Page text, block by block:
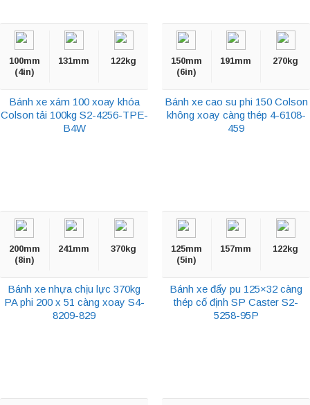
100mm
(4in)
131mm 122kg
Bánh xe xám 100 xoay khóa
Colson tải 100kg S2-4256-TPE-
B4W
150mm
(6in)
191mm 270kg
Bánh xe cao su phi 150 Colson
không xoay càng thép 4-6108-
459
200mm
(8in)
241mm 370kg
Bánh xe nhựa chịu lực 370kg
PA phi 200 x 51 càng xoay S4-
8209-829
125mm
(5in)
157mm 122kg
Bánh xe đẩy pu 125×32 càng
thép cố định SP Caster S2-
5258-95P